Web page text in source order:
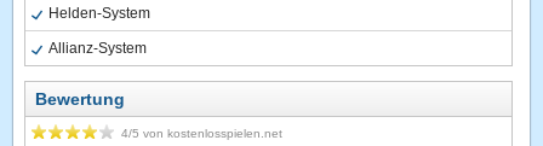
Helden-System
Allianz-System
Bewertung
4/5 vonkostenlosspielen.net